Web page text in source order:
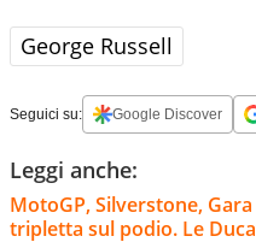
George Russell
Seguici su: Google Discover
Leggi anche:
MotoGP, Silverstone,
tripletta sul podio. Le